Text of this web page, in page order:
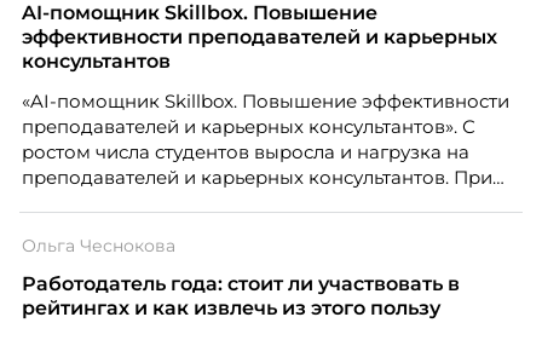
AI-помощник Skillbox. Повышение
эффективности преподавателей и карьерных
консультантов
«AI-помощник Skillbox. Повышение эффективности
преподавателей и карьерных консультантов». С
ростом числа студентов выросла и нагрузка на
преподавателей и карьерных консультантов. При
повысить эффективность сотрудников, ускорить
процессы, сохранить качество поддержки и
масштабироваться без роста команды. Так и
Ольга Чеснокова
Работодатель года: стоит ли участвовать в
рейтингах и как извлечь из этого пользу